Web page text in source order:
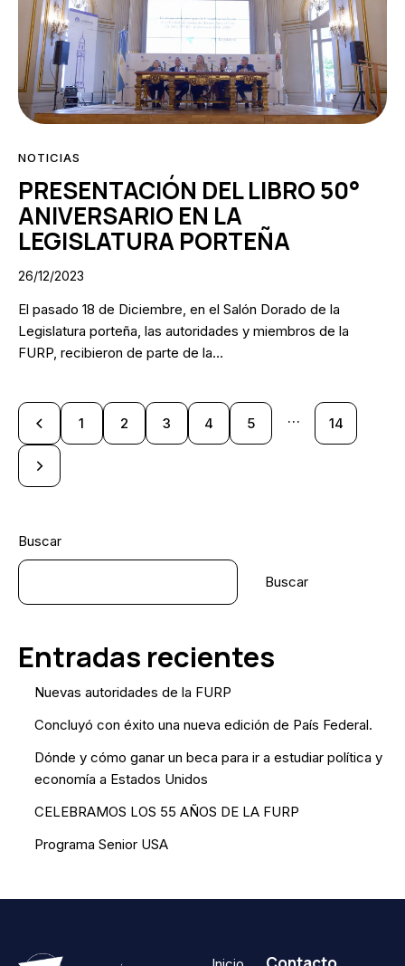
NOTICIAS
PRESENTACIÓN DEL LIBRO 50°
ANIVERSARIO EN LA
LEGISLATURA PORTEÑA
26/12/2023
El pasado 18 de Diciembre, en el Salón Dorado de la
Legislatura porteña, las autoridades y miembros de la
FURP, recibieron de parte de la…
1 2 3 4 5 … 14
Buscar
Buscar
Entradas recientes
Nuevas autoridades de la FURP
Concluyó con éxito una nueva edición de País Federal.
Dónde y cómo ganar un beca para ir a estudiar política y
economía a Estados Unidos
CELEBRAMOS LOS 55 AÑOS DE LA FURP
Programa Senior USA